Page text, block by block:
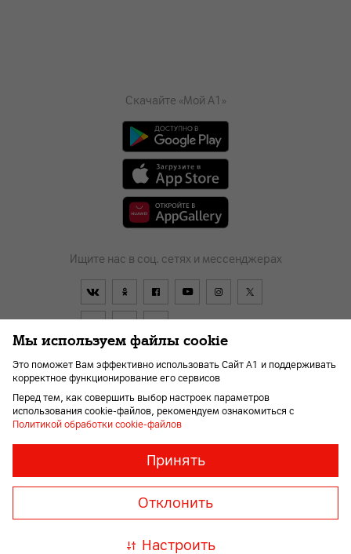
Скачайте «Мой А1»
Ищите нас в соц. сетях и мессенджерах
Договор О компании Оплата
Помощь и поддержка
Kарьера Для слабовидящих
© 2026 Унитарное предприятие «А1». Все права защищены.
Member of A1 Group
A1 Austria A1 Croatia
А1
Macedonia
A1 Slovenia
Мы используем файлы cookie
Это поможет Вам эффективно использовать Сайт А1 и поддерживать
корректное функционирование его сервисов
Перед тем, как совершить выбор настроек параметров
использования cookie-файлов, рекомендуем ознакомиться с
Политикой обработки cookie-файлов
«cookie»
Настроить
Отклонить
Принять